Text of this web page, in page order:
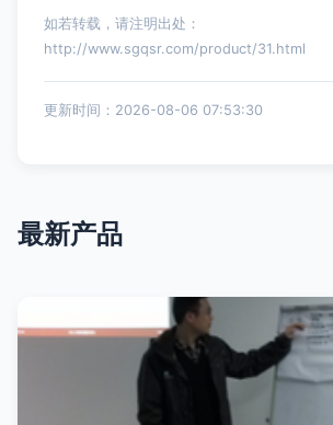
如若转载，请注明出处：
http://www.sgqsr.com/product/31.html
更新时间：2026-08-06 07:53:30
最新产品